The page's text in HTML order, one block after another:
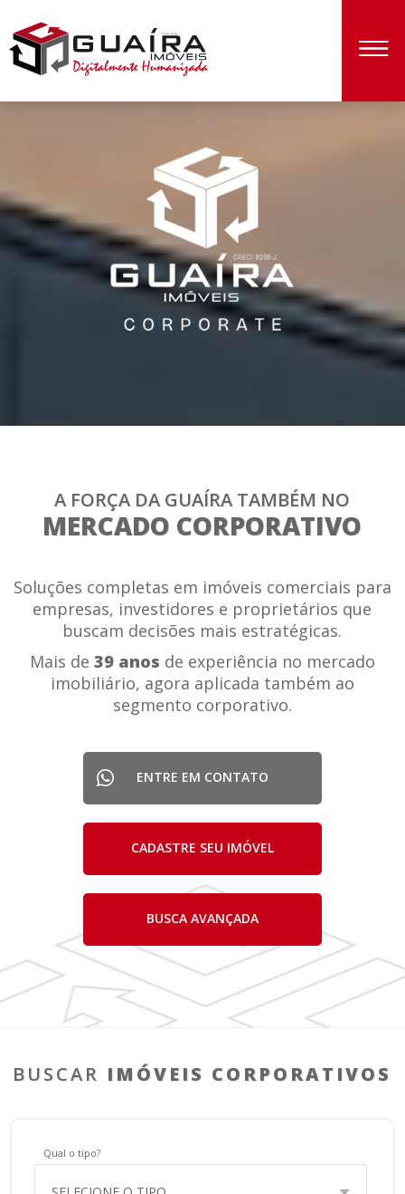
A FORÇA DA GUAÍRA TAMBÉM NO
MERCADO CORPORATIVO
Soluções completas em imóveis comerciais para
empresas, investidores e proprietários que
buscam decisões mais estratégicas.
Mais de 39 anos de experiência no mercado
imobiliário, agora aplicada também ao
segmento corporativo.
ENTRE EM CONTATO
CADASTRE SEU IMÓVEL
BUSCA AVANÇADA
BUSCAR IMÓVEIS CORPORATIVOS
Qual o tipo?